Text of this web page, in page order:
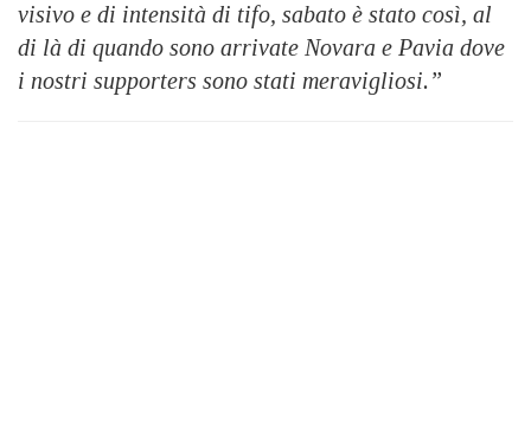
visivo e di intensità di tifo, sabato è stato così, al
di là di quando sono arrivate Novara e Pavia dove
i nostri supporters sono stati meravigliosi.”